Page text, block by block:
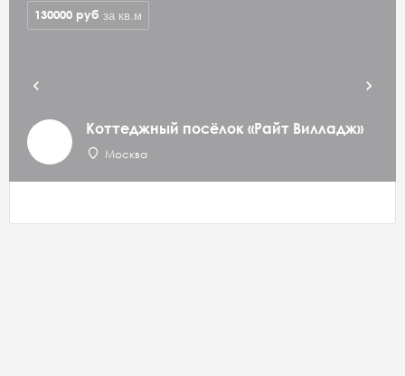
Коттеджный посёлок «Райт Вилладж»
Москва
130000 руб за кв.м